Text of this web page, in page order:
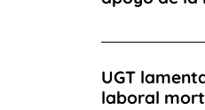
UGT
laboral